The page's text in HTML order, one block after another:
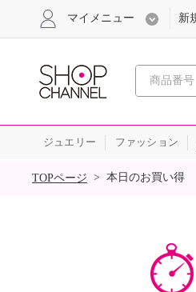
マイメニュー 新
ジュエリー ファッション
SALE
TOPページ > 本日のお買い得